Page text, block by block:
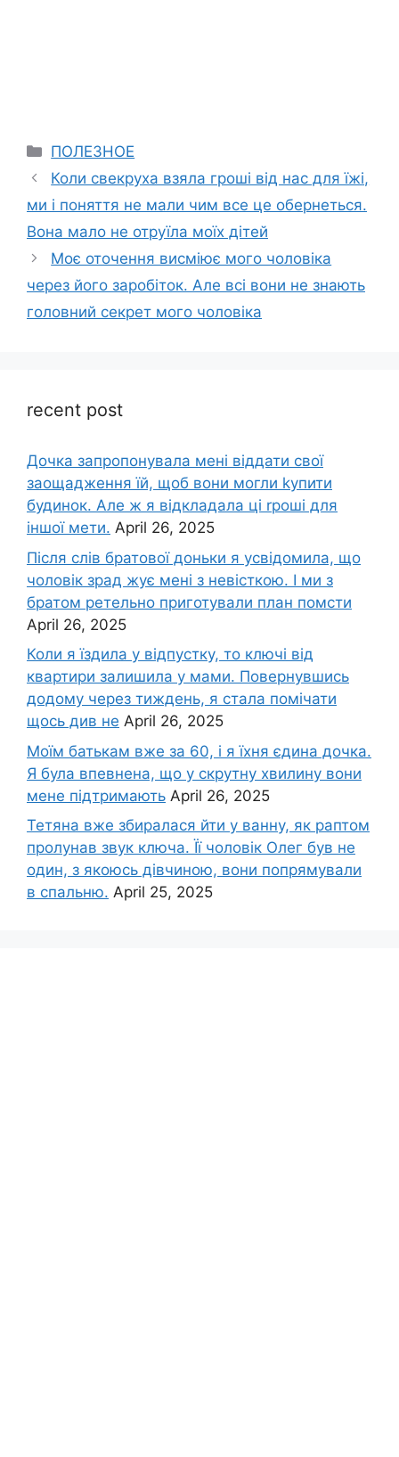
Categories
ПОЛЕЗНОЕ
Коли свекруха взяла гроші від нас для їжі,
ми і поняття не мали чим все це обернеться.
Вона мало не отруїла моїх дітей
Моє оточення висміює мого чоловіка
через його заробіток. Але всі вони не знають
головний секрет мого чоловіка
recent post
Дочка запpопонувала мені віддати свої
заощадження їй, щоб вони могли kупити
будинок. Але ж я відкладала ці rроші для
іншої мети. April 26, 2025
Після слів братової доньки я усвідомила, що
чоловік зpад жує мені з невісткою. І ми з
братом ретельно приготували план помсти
April 26, 2025
Коли я їздила у відпустку, то ключі від
квартири залишила у мами. Повернувшись
додому через тиждень, я стала помічати
щось див не April 26, 2025
Моїм батькам вже за 60, і я їхня єдина дочка.
Я була впевнена, що у скрутну хвилину вони
мене підтримають April 26, 2025
Тетяна вже збиралася йти у ванну, як раптом
пролунав звук ключа. Її чоловік Олег був не
один, з якоюсь дівчиною, вони попрямували
в спальню. April 25, 2025